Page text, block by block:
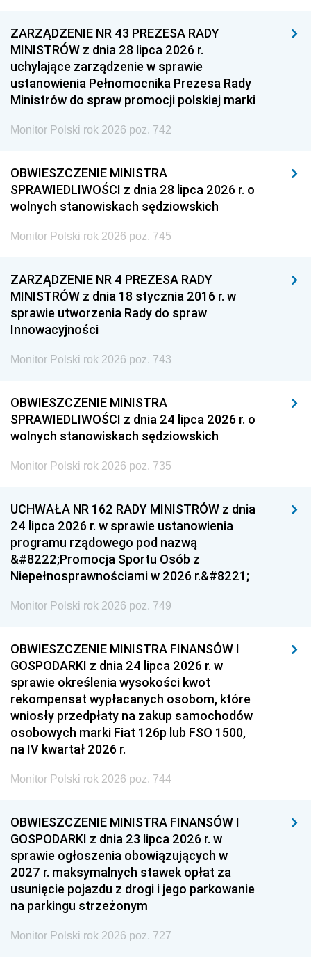
ZARZĄDZENIE NR 43 PREZESA RADY
MINISTRÓW z dnia 28 lipca 2026 r.
uchylające zarządzenie w sprawie
ustanowienia Pełnomocnika Prezesa Rady
Ministrów do spraw promocji polskiej marki
Monitor Polski rok 2026 poz. 742
OBWIESZCZENIE MINISTRA
SPRAWIEDLIWOŚCI z dnia 28 lipca 2026 r. o
wolnych stanowiskach sędziowskich
Monitor Polski rok 2026 poz. 745
ZARZĄDZENIE NR 4 PREZESA RADY
MINISTRÓW z dnia 18 stycznia 2016 r. w
sprawie utworzenia Rady do spraw
Innowacyjności
Monitor Polski rok 2026 poz. 743
OBWIESZCZENIE MINISTRA
SPRAWIEDLIWOŚCI z dnia 24 lipca 2026 r. o
wolnych stanowiskach sędziowskich
Monitor Polski rok 2026 poz. 735
UCHWAŁA NR 162 RADY MINISTRÓW z dnia
24 lipca 2026 r. w sprawie ustanowienia
programu rządowego pod nazwą
&#8222;Promocja Sportu Osób z
Niepełnosprawnościami w 2026 r.&#8221;
Monitor Polski rok 2026 poz. 749
OBWIESZCZENIE MINISTRA FINANSÓW I
GOSPODARKI z dnia 24 lipca 2026 r. w
sprawie określenia wysokości kwot
rekompensat wypłacanych osobom, które
wniosły przedpłaty na zakup samochodów
osobowych marki Fiat 126p lub FSO 1500,
na IV kwartał 2026 r.
Monitor Polski rok 2026 poz. 744
OBWIESZCZENIE MINISTRA FINANSÓW I
GOSPODARKI z dnia 23 lipca 2026 r. w
sprawie ogłoszenia obowiązujących w
2027 r. maksymalnych stawek opłat za
usunięcie pojazdu z drogi i jego parkowanie
na parkingu strzeżonym
Monitor Polski rok 2026 poz. 727